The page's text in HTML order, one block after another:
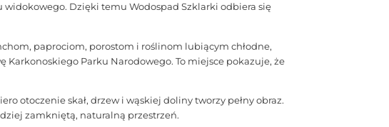
Dzięki temu Wodospad Szklarki odbiera się
paprociom, porostom i roślinom lubiącym chłodne,
Parku Narodowego. To miejsce pokazuje, że
otoczenie skał, drzew i wąskiej doliny tworzy pełny obraz.
zamkniętą, naturalną przestrzeń.